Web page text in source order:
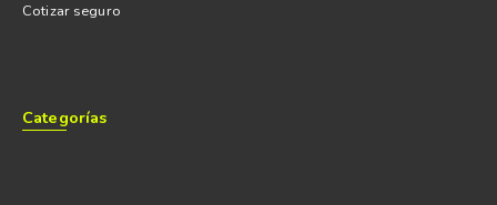
Cotizar seguro
Categorías